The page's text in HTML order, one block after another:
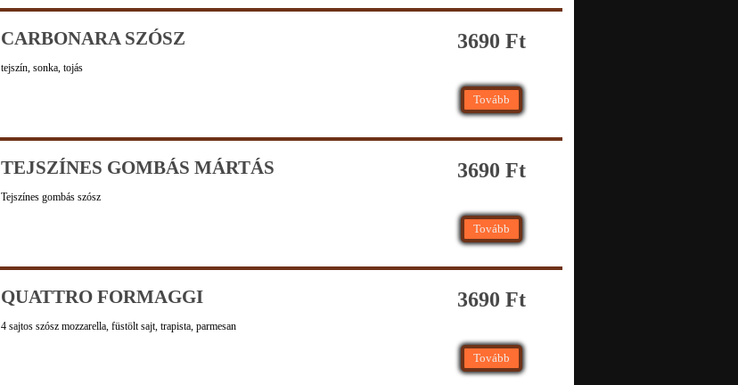
CARBONARA SZÓSZ
tejszín, sonka, tojás
3690 Ft
Tovább
TEJSZÍNES GOMBÁS MÁRTÁS
Tejszínes gombás szósz
3690 Ft
Tovább
QUATTRO FORMAGGI
4 sajtos szósz mozzarella, füstölt sajt, trapista, parmesan
3690 Ft
Tovább